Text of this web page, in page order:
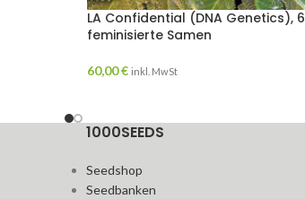
LA Confidential (DNA Genetics), 6
feminisierte Samen
60,00€ inkl. MwSt
1000SEEDS
Seedshop
Seedbanken